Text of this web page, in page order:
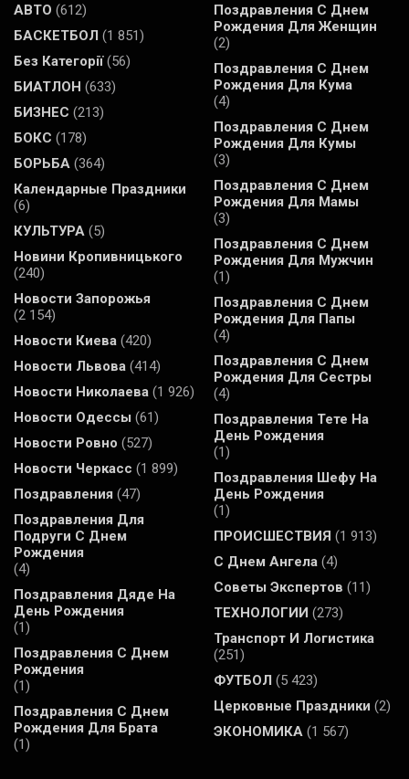
АВТО (612)
БАСКЕТБОЛ (1 851)
Без Категорії(56)
БИАТЛОН (633)
БИЗНЕС (213)
БОКС (178)
БОРЬБА (364)
Календарные Праздники
(6)
КУЛЬТУРА (5)
Новини Кропивницького
(240)
Новости Запорожья
(2 154)
Новости Киева (420)
Новости Львова (414)
Новости Николаева (1 926)
Новости Одессы (61)
Новости Ровно (527)
Новости Черкасс (1 899)
Поздравления (47)
Поздравления Для
Подруги С Днем
Рождения
(4)
Поздравления Дяде На
День Рождения
(1)
Поздравления С Днем
Рождения
(1)
Поздравления С Днем
Рождения Для Брата
(1)
Поздравления С Днем
Рождения Для Женщин
(2)
Поздравления С Днем
Рождения Для Кума
(4)
Поздравления С Днем
Рождения Для Кумы
(3)
Поздравления С Днем
Рождения Для Мамы
(3)
Поздравления С Днем
Рождения Для Мужчин
(1)
Поздравления С Днем
Рождения Для Папы
(4)
Поздравления С Днем
Рождения Для Сестры
(4)
Поздравления Тете На
День Рождения
(1)
Поздравления Шефу На
День Рождения
(1)
ПРОИСШЕСТВИЯ (1 913)
С Днем Ангела (4)
Советы Экспертов (11)
ТЕХНОЛОГИИ (273)
Транспорт И Логистика
(251)
ФУТБОЛ (5 423)
Церковные Праздники (2)
ЭКОНОМИКА (1 567)